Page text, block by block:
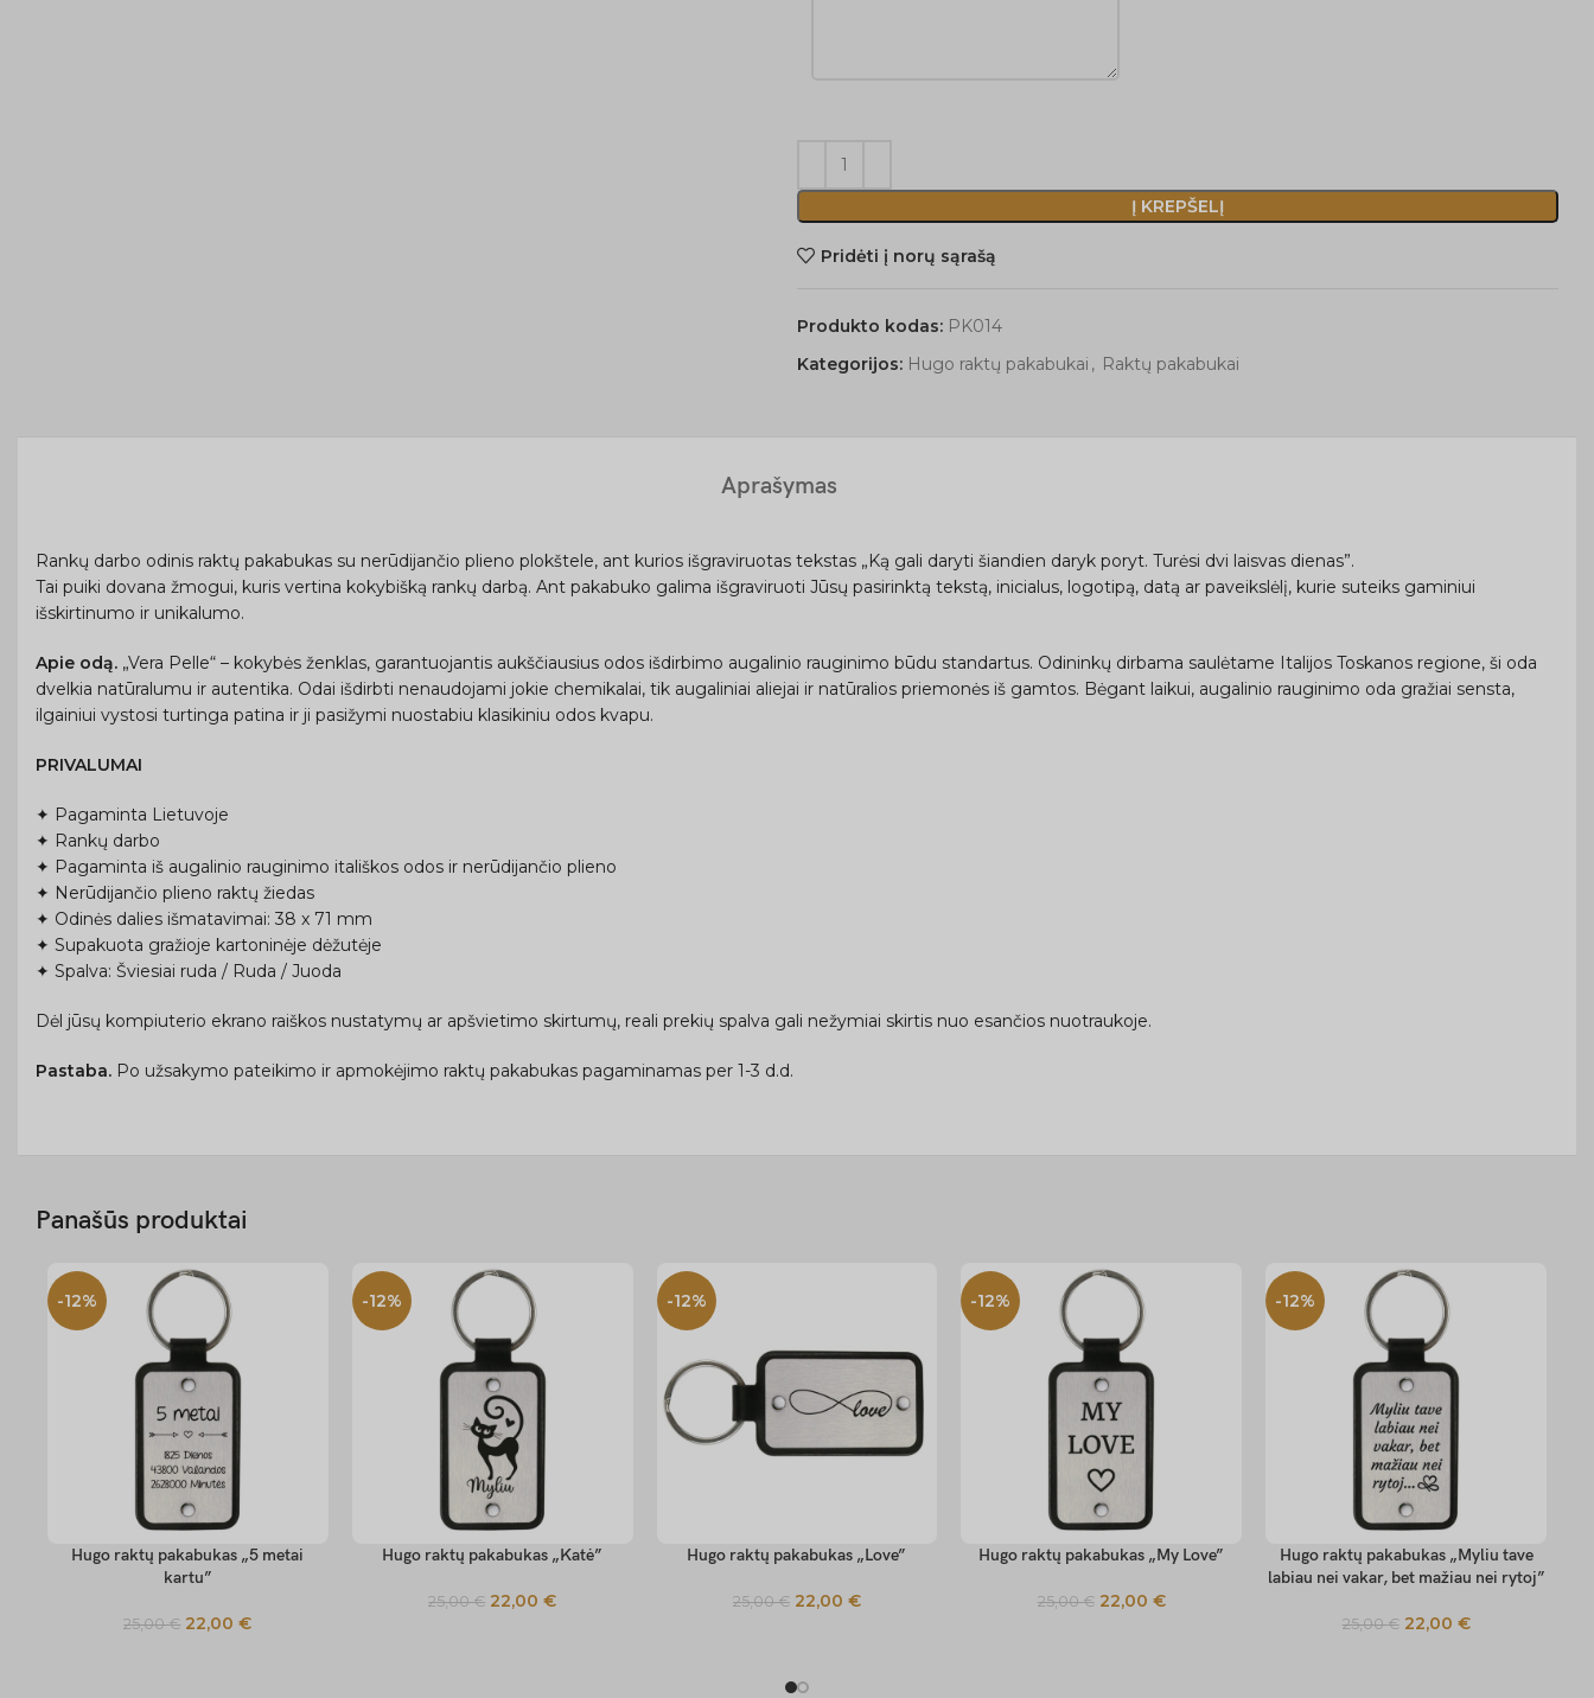
Į KREPŠELĮ
Pridėti į norų sąrašą
Produkto kodas: PK014
Kategorijos: Hugo raktų pakabukai , Raktų pakabukai
Aprašymas
Rankų darbo odinis raktų pakabukas su nerūdijančio plieno plokštele, ant kurios išgraviruotas tekstas „Ką gali daryti šiandien daryk poryt. Turėsi dvi laisvas dienas”.
Tai puiki dovana žmogui, kuris vertina kokybišką rankų darbą. Ant pakabuko galima išgraviruoti Jūsų pasirinktą tekstą, inicialus, logotipą, datą ar paveikslėlį, kurie suteiks gaminiui
išskirtinumo ir unikalumo.
Apie odą. „Vera Pelle“ – kokybės ženklas, garantuojantis aukščiausius odos išdirbimo augalinio rauginimo būdu standartus. Odininkų dirbama saulėtame Italijos Toskanos regione, ši oda
dvelkia natūralumu ir autentika. Odai išdirbti nenaudojami jokie chemikalai, tik augaliniai aliejai ir natūralios priemonės iš gamtos. Bėgant laikui, augalinio rauginimo oda gražiai sensta,
ilgainiui vystosi turtinga patina ir ji pasižymi nuostabiu klasikiniu odos kvapu.
PRIVALUMAI
✦ Pagaminta Lietuvoje
✦ Rankų darbo
✦ Pagaminta iš augalinio rauginimo itališkos odos ir nerūdijančio plieno
✦ Nerūdijančio plieno raktų žiedas
✦ Odinės dalies išmatavimai: 38 x 71 mm
✦ Supakuota gražioje kartoninėje dėžutėje
✦ Spalva: Šviesiai ruda / Ruda / Juoda
Dėl jūsų kompiuterio ekrano raiškos nustatymų ar apšvietimo skirtumų, reali prekių spalva gali nežymiai skirtis nuo esančios nuotraukoje.
Pastaba. Po užsakymo pateikimo ir apmokėjimo raktų pakabukas pagaminamas per 1-3 d.d.
Panašūs produktai
-12%
SELECT OPTIONS
Hugo raktų pakabukas „5 metai
kartu”
25,00€ 22,00€
-12%
SELECT OPTIONS
Hugo raktų pakabukas „Katė”
25,00€ 22,00€
-12%
SELECT OPTIONS
Hugo raktų pakabukas „Love”
25,00€ 22,00 €
-12%
SELECT OPTIONS
Hugo raktų pakabukas „My Love”
25,00€ 22,00 €
-12%
SELECT OPTIONS
Hugo raktų pakabukas „Myliu tave
labiau nei vakar, bet mažiau nei rytoj”
25,00€ 22,00 €